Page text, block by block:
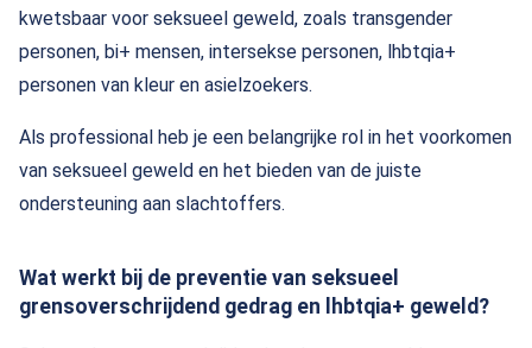
kwetsbaar voor seksueel geweld, zoals transgender
personen, bi+ mensen, intersekse personen, lhbtqia+
personen van kleur en asielzoekers.
Als professional heb je een belangrijke rol in het voorkomen
van seksueel geweld en het bieden van de juiste
ondersteuning aan slachtoffers.
Wat werkt bij de preventie van seksueel
grensoverschrijdend gedrag en lhbtqia+ geweld?